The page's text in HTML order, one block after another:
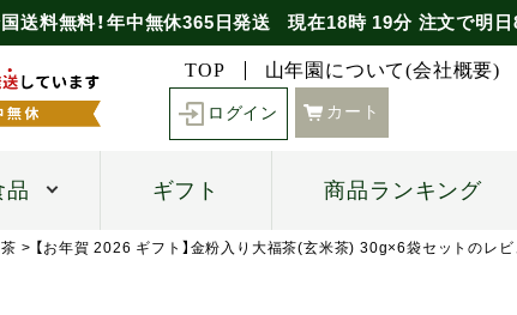
送料無料！年中無休365日発送 現在18時 19分注文で明日
TOP 山年園について(会社概要)
ログイン カート
品 ギフト 商品ランキング
【お年賀 2026 ギフト】金粉入り大福茶(玄米茶) 30g×6袋セットのレビ